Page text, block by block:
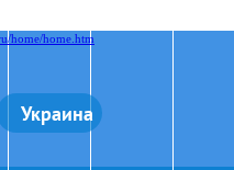
Украина